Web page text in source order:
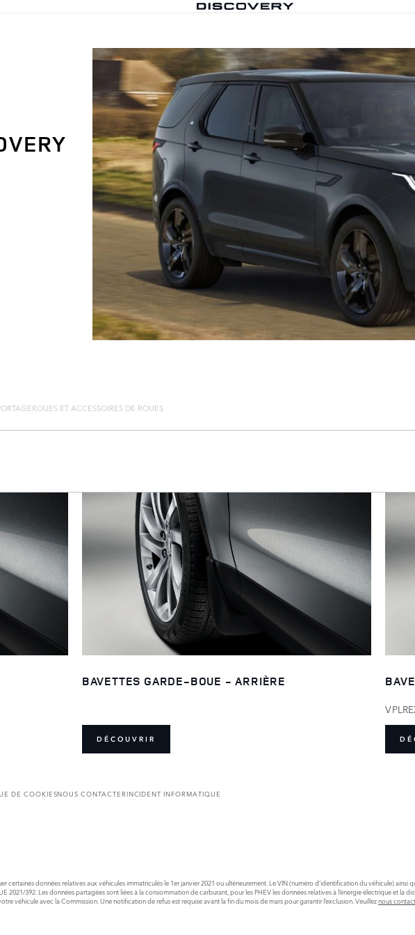
ROUES ET ACCESSOIRES DE ROUES
BAVETTES GARDE-BOUE - ARRIÈRE
DÉCOUVRIR
DE COOKIESNOUS CONTACTER INCIDENT INFORMATIQUE
données relatives aux véhicules immatriculés le 1er janvier 2021 ou ultérieurement. Le VIN (numéro d’identification du véhicule)
2021/392. Les données partagées sont liées à la consommation de carburant, pour les PHEV les données relatives à l’énergie électrique et la
véhicule avec la Commission. Une notification de refus est requise avant la fin du mois de mars pour garantir l’exclusion. Veuilleznous